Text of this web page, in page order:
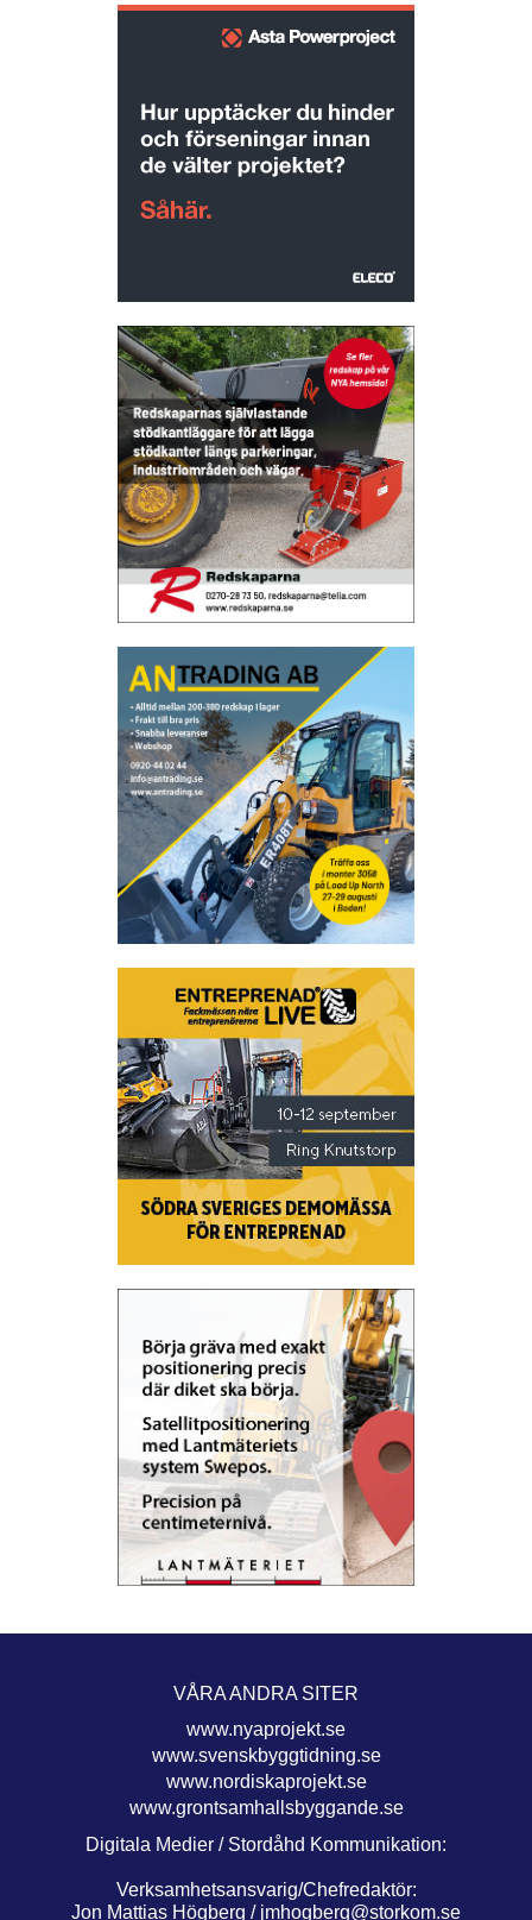
VÅRA ANDRA SITER
www.nyaprojekt.se
www.svenskbyggtidning.se
www.nordiskaprojekt.se
www.grontsamhallsbyggande.se
Digitala Medier / Stordåhd Kommunikation:
Verksamhetsansvarig/Chefredaktör:
Jon Mattias Högberg / jmhogberg@storkom.se